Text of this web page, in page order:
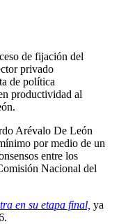
de fijación del
privado
de política
productividad al
Arévalo De León
por medio de un
entre los
Nacional del
en su etapa final, ya